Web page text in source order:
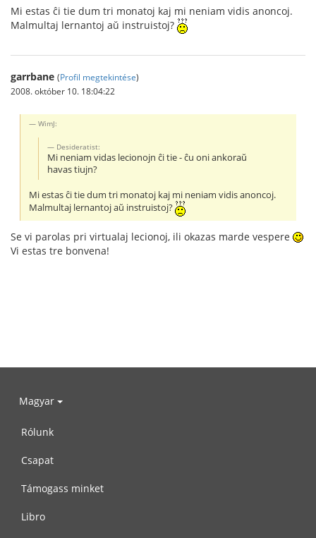
Mi estas ĉi tie dum tri monatoj kaj mi neniam vidis anoncoj.
Malmultaj lernantoj aŭ instruistoj?
garrbane (Profil megtekintése)
2008. október 10. 18:04:22
WimJ:
Desideratist:
Mi neniam vidas lecionojn ĉi tie - ĉu oni ankoraŭ
havas tiujn?
Mi estas ĉi tie dum tri monatoj kaj mi neniam vidis anoncoj.
Malmultaj lernantoj aŭ instruistoj?
Se vi parolas pri virtualaj lecionoj, ili okazas marde vespere
Vi estas tre bonvena!
Magyar
Rólunk
Csapat
Támogass minket
Libro